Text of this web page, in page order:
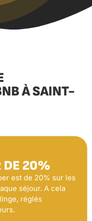
À SAINT-
DE 20%
est de 20% sur les
séjour. A cela
réglés